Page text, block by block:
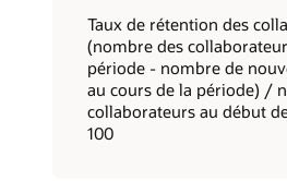
Taux de rétention des
(nombre des
période - nombre de
au cours de la période) /
collaborateurs au début
100